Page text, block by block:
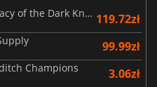
LEGO Batman Legacy of the Dark Knight 119.72zł
99.99zł
Champions 3.06zł